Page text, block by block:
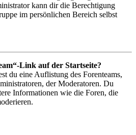
kann dir die Berechtigung
im persönlichen Bereich selbst
Link auf der Startseite?
du eine Auflistung des Forenteams,
der Moderatoren. Du
Informationen wie die Foren, die